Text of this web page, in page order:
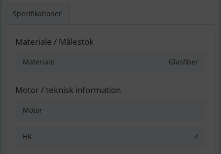
Specifikationer
Materiale / Målestok
Materiale Glasfiber
Motor / teknisk information
Motor
HK 4